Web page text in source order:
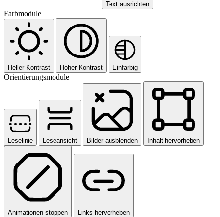
Text ausrichten
Farbmodule
Heller Kontrast Hoher Kontrast Einfarbig
Orientierungsmodule
Leselinie Leseansicht Bilder ausblenden Inhalt hervorheben
Animationen stoppen Links hervorheben